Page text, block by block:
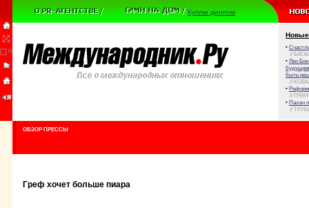
Куплю диплом
Новые
•
//
• Лео
будущем
быть
//
•
//
• Палач
//
ОБЗОР ПРЕССЫ
Греф хочет больше пиара